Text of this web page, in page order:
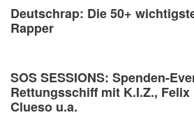
Deutschrap: Die 50+
Rapper
SOS SESSIONS: Spenden-
Rettungsschiff mit K.I.Z., Felix
Clueso u.a.